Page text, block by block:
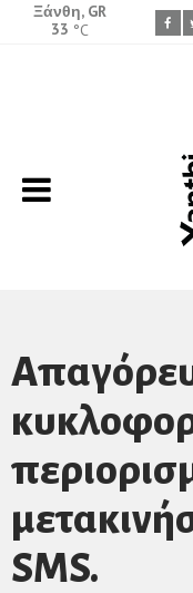
Ξάνθη, GR
33 °C
SMS.